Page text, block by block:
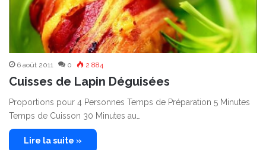
6 août 2011 0 2 884
Cuisses de Lapin Déguisées
Proportions pour 4 Personnes Temps de Préparation 5 Minutes
Temps de Cuisson 30 Minutes au…
Lire la suite »